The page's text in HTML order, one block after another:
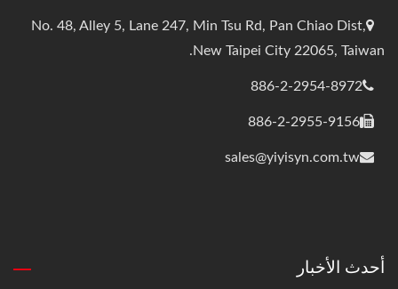
No. 48, Alley 5, Lane 247, Min Tsu Rd, Pan Chiao Dist,
New Taipei City 22065, Taiwan.
886-2-2954-8972
886-2-2955-9156
sales@yiyisyn.com.tw
أحدث الأخبار